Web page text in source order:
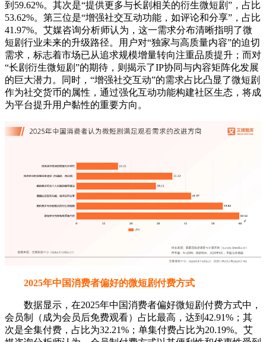
数据显示，在2025年中国消费者偏好微短剧付费方式中，
会员制（成为会员后免费观看）占比最高，达到42.91%；其
次是全集付费，占比为32.21%；单集付费占比为20.19%。艾
媒咨询分析师认为，会员制付费方式以其便利性和优惠性受到
较多消费者青睐，而全集付费和单集付费也有一定市场，整体
2025年中国消费者认为植入广告的改进方向
数据显示，在2025年中国消费者认为植入广告的改进方向
中，占比前三的分别是：增强广告内容的相关性，与观众兴趣
匹配，占比63.09%；减少广告的弹出频率，避免过度打扰观
众，占比57.73%；提供用户可自定义的广告屏蔽选项，占比